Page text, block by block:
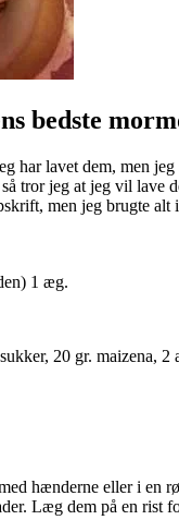
bedste
lavet dem, men
tror jeg at jeg vil
men jeg brugte
1 æg.
20 gr. maizena, 2
hænderne eller i
Læg dem på en rist